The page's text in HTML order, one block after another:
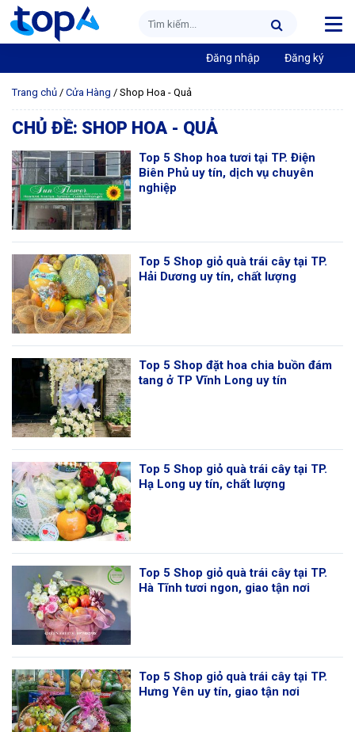
Đăng nhập Đăng ký
Trang chủ / Cửa Hàng / Shop Hoa - Quả
CHỦ ĐỀ: SHOP HOA - QUẢ
Top 5 Shop hoa tươi tại TP. Điện
Biên Phủ uy tín, dịch vụ chuyên
nghiệp
Top 5 Shop giỏ quà trái cây tại TP.
Hải Dương uy tín, chất lượng
Top 5 Shop đặt hoa chia buồn đám
tang ở TP Vĩnh Long uy tín
Top 5 Shop giỏ quà trái cây tại TP.
Hạ Long uy tín, chất lượng
Top 5 Shop giỏ quà trái cây tại TP.
Hà Tĩnh tươi ngon, giao tận nơi
Top 5 Shop giỏ quà trái cây tại TP.
Hưng Yên uy tín, giao tận nơi